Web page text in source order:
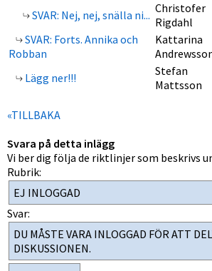
SVAR: Nej, nej, snälla ni... Christofer
Rigdahl
SVAR: Forts. Annika och
Robban
Kattarina
Lägg ner!!!
Stefan
Mattsson
«TILLBAKA
Svara på detta inlägg
Vi ber dig följa de riktlinjer som beskrivs
Rubrik:
Svar: